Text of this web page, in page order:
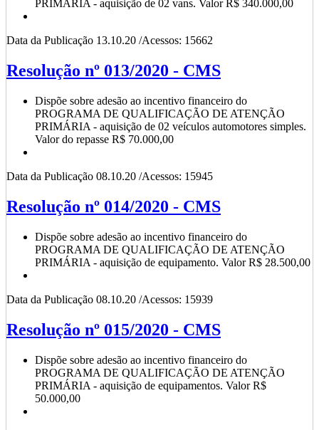
PRIMÁRIA - aquisição de 02 vans. Valor R$ 340.000,00
Data da Publicação 13.10.20 /Acessos: 15662
Resolução nº 013/2020 - CMS
Dispõe sobre adesão ao incentivo financeiro do
PROGRAMA DE QUALIFICAÇÃO DE ATENÇÃO
PRIMÁRIA - aquisição de 02 veículos automotores simples.
Valor do repasse R$ 70.000,00
Data da Publicação 08.10.20 /Acessos: 15945
Resolução nº 014/2020 - CMS
Dispõe sobre adesão ao incentivo financeiro do
PROGRAMA DE QUALIFICAÇÃO DE ATENÇÃO
PRIMÁRIA - aquisição de equipamento. Valor R$ 28.500,00
Data da Publicação 08.10.20 /Acessos: 15939
Resolução nº 015/2020 - CMS
Dispõe sobre adesão ao incentivo financeiro do
PROGRAMA DE QUALIFICAÇÃO DE ATENÇÃO
PRIMÁRIA - aquisição de equipamentos. Valor R$
50.000,00